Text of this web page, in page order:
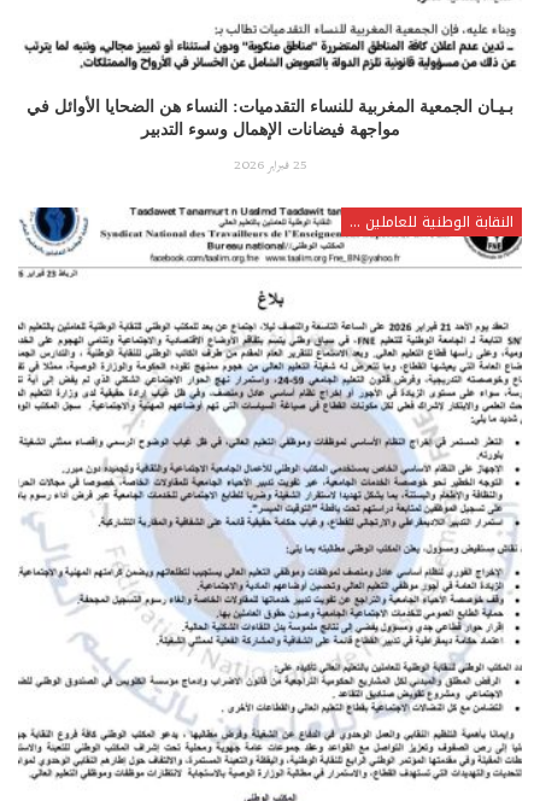
بـيـان الجمعية المغربية للنساء التقدميات: النساء هن الضحايا الأوائل في
مواجهة فيضانات الإهمال وسوء التدبير
25 فبراير 2026
النقابة الوطنية للعاملين بالتعليم العالي